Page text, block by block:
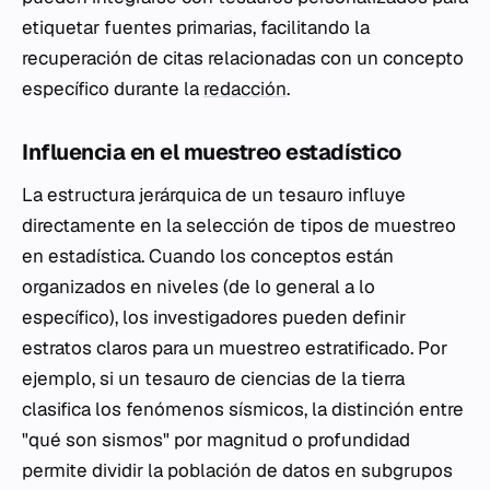
etiquetar fuentes primarias, facilitando la
recuperación de citas relacionadas con un concepto
específico durante la redacción.
Influencia en el muestreo estadístico
La estructura jerárquica de un tesauro influye
directamente en la selección de tipos de muestreo
en estadística. Cuando los conceptos están
organizados en niveles (de lo general a lo
específico), los investigadores pueden definir
estratos claros para un muestreo estratificado. Por
ejemplo, si un tesauro de ciencias de la tierra
clasifica los fenómenos sísmicos, la distinción entre
"qué son sismos" por magnitud o profundidad
permite dividir la población de datos en subgrupos